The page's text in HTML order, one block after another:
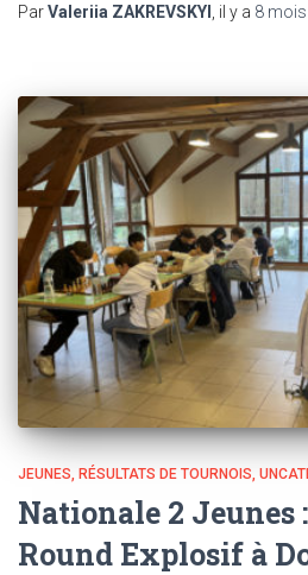
ParValeriia ZAKREVSKYI , il y a 8 mois
JEUNES RÉSULTATS DE TOURNOIS
Nationale 2 Jeunes
Round Explosif à